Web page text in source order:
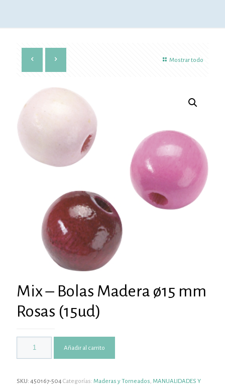
Mostrar todo
Mix – Bolas Madera ø15 mm
Rosas (15ud)
Añadir al carrito
SKU: 450167-504Categorías: Maderas y Torneados, MANUALIDADES Y